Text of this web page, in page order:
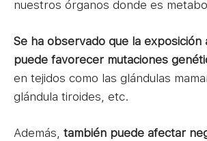
nuestros órganos donde es
Se ha observado que la exposición
puede favorecer mutaciones
en tejidos como las glándulas
glándula tiroides, etc.
Además, también puede afectar